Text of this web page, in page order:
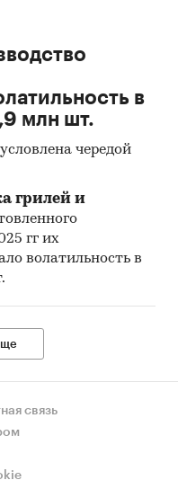
в
млн шт.
чередой
грилей и
гг их
волатильность в
связь